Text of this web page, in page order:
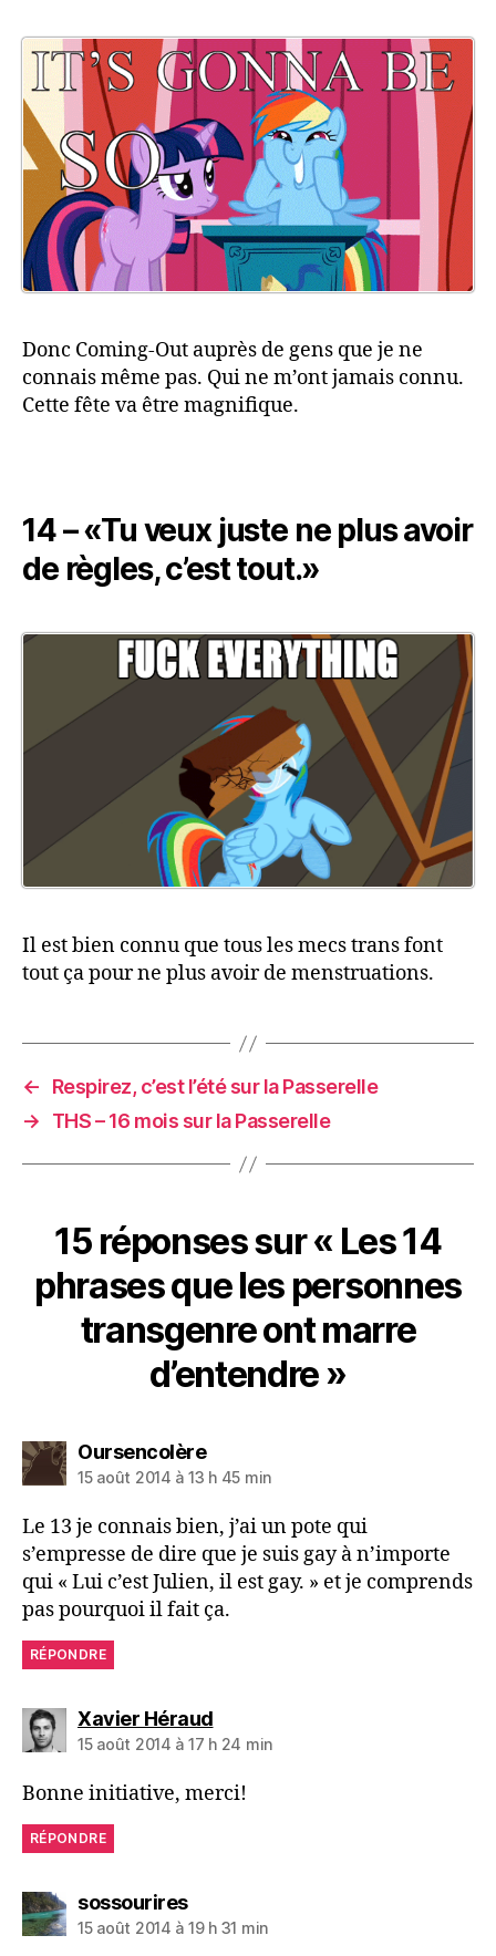
Donc Coming-Out auprès de gens que je ne
connais même pas. Qui ne m’ont jamais connu.
Cette fête va être magnifique.
14 – «Tu veux juste ne plus avoir
de règles, c’est tout.»
Il est bien connu que tous les mecs trans font
tout ça pour ne plus avoir de menstruations.
←
Respirez, c’est l’été sur la Passerelle
→
THS – 16 mois sur la Passerelle
15 réponses sur « Les 14
phrases que les personnes
transgenre ont marre
d’entendre »
Oursencolèredit :
15 août 2014 à 13 h 45 min
Le 13 je connais bien, j’ai un pote qui
s’empresse de dire que je suis gay à n’importe
qui « Lui c’est Julien, il est gay. » et je comprends
pas pourquoi il fait ça.
RÉPONDRE
Xavier Hérauddit :
15 août 2014 à 17 h 24 min
Bonne initiative, merci!
RÉPONDRE
sossouriresdit :
15 août 2014 à 19 h 31 min